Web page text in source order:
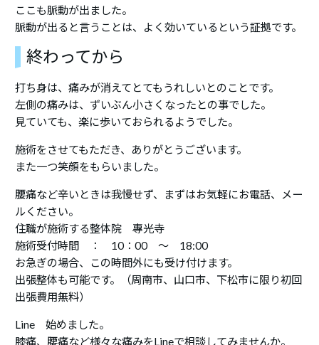
ここも脈動が出ました。
脈動が出ると言うことは、よく効いているという証拠です。
終わってから
打ち身は、痛みが消えてとてもうれしいとのことです。
左側の痛みは、ずいぶん小さくなったとの事でした。
見ていても、楽に歩いておられるようでした。
施術をさせてもただき、ありがとうございます。
また一つ笑顔をもらいました。
腰痛など辛いときは我慢せず、まずはお気軽にお電話、メー
ルください。
住職が施術する整体院 專光寺
施術受付時間 ： 10：00 ～ 18:00
お急ぎの場合、この時間外にも受け付けます。
出張整体も可能です。（周南市、山口市、下松市に限り初回
出張費用無料）
Line 始めました。
膝痛、腰痛など様々な痛みをLineで相談してみませんか。